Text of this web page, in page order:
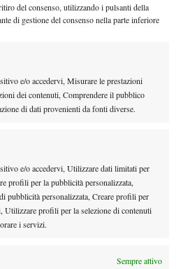
del consenso, utilizzando i pulsanti della
di gestione del consenso nella parte inferiore
e/o accedervi, Misurare le prestazioni
dei contenuti, Comprendere il pubblico
di dati provenienti da fonti diverse.
e/o accedervi, Utilizzare dati limitati per
profili per la pubblicità personalizzata,
pubblicità personalizzata, Creare profili per
Utilizzare profili per la selezione di contenuti
i servizi.
Sempre attivo
com’era lecito immaginare: da
giunte a sorpresa, prima su Juan
oggi nettamente sfavorito, il
sarà a ridosso dei top 20.